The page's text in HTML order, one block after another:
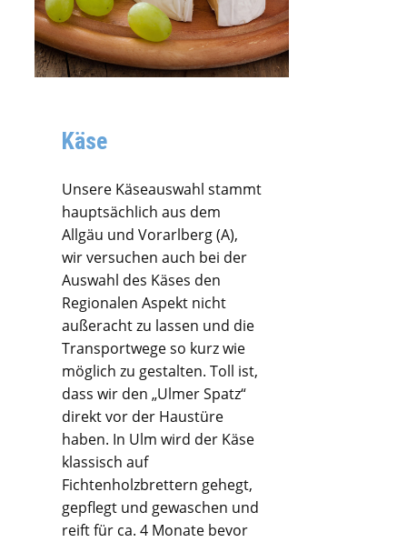
Käse
Unsere Käseauswahl stammt
hauptsächlich aus dem
Allgäu und Vorarlberg (A),
wir versuchen auch bei der
Auswahl des Käses den
Regionalen Aspekt nicht
außeracht zu lassen und die
Transportwege so kurz wie
möglich zu gestalten. Toll ist,
dass wir den „Ulmer Spatz“
direkt vor der Haustüre
haben. In Ulm wird der Käse
klassisch auf
Fichtenholzbrettern gehegt,
gepflegt und gewaschen und
reift für ca. 4 Monate bevor